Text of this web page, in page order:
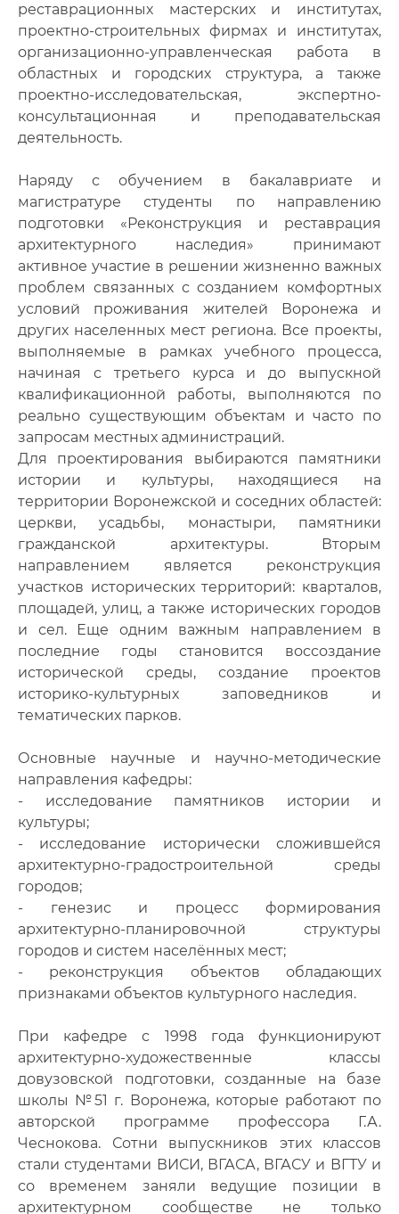
реставрационных мастерских и институтах,
проектно-строительных фирмах и институтах,
организационно-управленческая работа в
областных и городских структура, а также
проектно-исследовательская, экспертно-
консультационная и преподавательская
деятельность.
Наряду с обучением в бакалавриате и
магистратуре студенты по направлению
подготовки «Реконструкция и реставрация
архитектурного наследия» принимают
активное участие в решении жизненно важных
проблем связанных с созданием комфортных
условий проживания жителей Воронежа и
других населенных мест региона. Все проекты,
выполняемые в рамках учебного процесса,
начиная с третьего курса и до выпускной
квалификационной работы, выполняются по
реально существующим объектам и часто по
запросам местных администраций.
Для проектирования выбираются памятники
истории и культуры, находящиеся на
территории Воронежской и соседних областей:
церкви, усадьбы, монастыри, памятники
гражданской архитектуры. Вторым
направлением является реконструкция
участков исторических территорий: кварталов,
площадей, улиц, а также исторических городов
и сел. Еще одним важным направлением в
последние годы становится воссоздание
исторической среды, создание проектов
историко-культурных заповедников и
тематических парков.
Основные научные и научно-методические
направления кафедры:
- исследование памятников истории и
культуры;
- исследование исторически сложившейся
архитектурно-градостроительной среды
городов;
- генезис и процесс формирования
архитектурно-планировочной структуры
городов и систем населённых мест;
- реконструкция объектов обладающих
признаками объектов культурного наследия.
При кафедре с 1998 года функционируют
архитектурно-художественные классы
довузовской подготовки, созданные на базе
школы №51 г. Воронежа, которые работают по
авторской программе профессора Г.А.
Чеснокова. Сотни выпускников этих классов
стали студентами ВИСИ, ВГАСА, ВГАСУ и ВГТУ и
со временем заняли ведущие позиции в
архитектурном сообществе не только